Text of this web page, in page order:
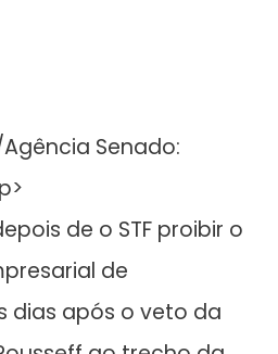
Senado:
de o STF proibir o
de
dias após o veto da